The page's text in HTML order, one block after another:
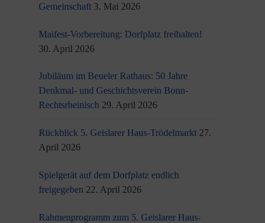
Gemeinschaft 3. Mai 2026
Maifest-Vorbereitung: Dorfplatz freihalten!
30. April 2026
Jubiläum im Beueler Rathaus: 50 Jahre
Denkmal- und Geschichtsverein Bonn-
Rechtsrheinisch 29. April 2026
Rückblick 5. Geislarer Haus-Trödelmarkt 27.
April 2026
Spielgerät auf dem Dorfplatz endlich
freigegeben 22. April 2026
Rahmenprogramm zum 5. Geislarer Haus-